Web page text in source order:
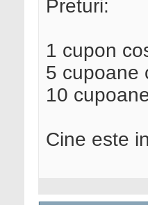
Preturi:
1 cupon
5 cupoane
10
Cine este